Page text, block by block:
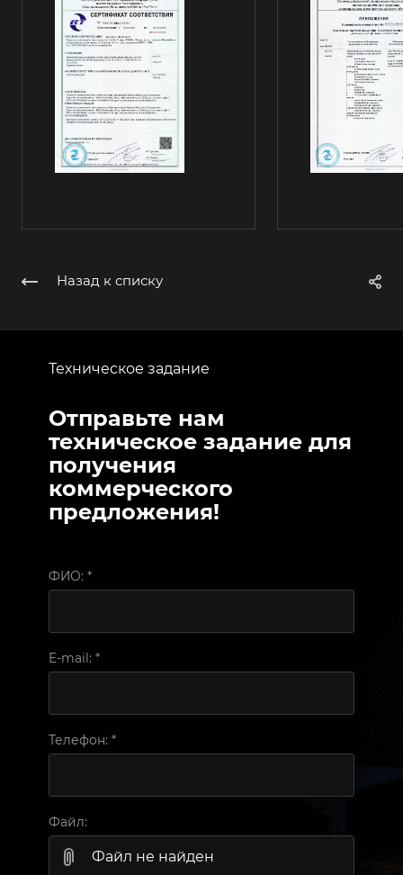
Назад к списку
Техническое задание
Отправьте нам
техническое задание для
получения
коммерческого
предложения!
ФИО: *
E-mail: *
Телефон: *
Файл:
Файл не найден